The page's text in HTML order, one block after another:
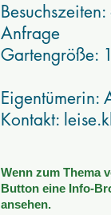
Anfrage
Gartengröße:
Eigentümerin:
Kontakt:
Wenn zum Thema
Button eine Info-
ansehen.